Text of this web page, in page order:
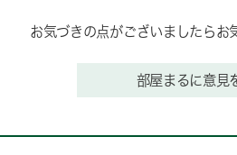
お気づきの点がございましたらお
部屋まるに意見